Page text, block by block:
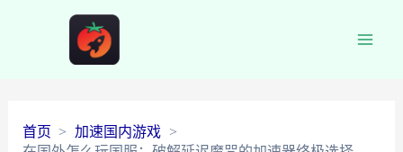
首页
加速国内游戏